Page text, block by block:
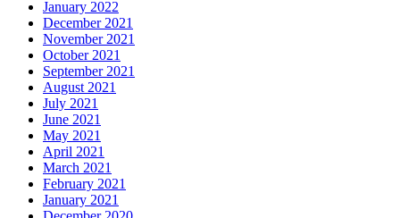
January 2022
December 2021
November 2021
October 2021
September 2021
August 2021
July 2021
June 2021
May 2021
April 2021
March 2021
February 2021
January 2021